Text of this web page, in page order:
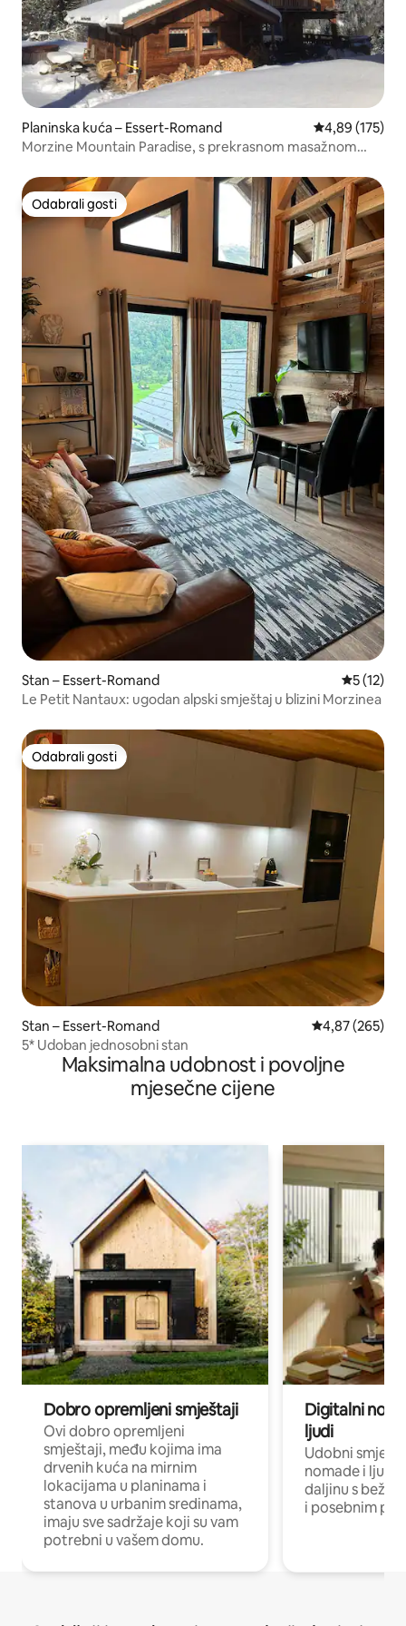
Planinska kuća – Essert-Romand Prosječna
4,89 (175)
Morzine Mountain Paradise, s prekrasnom masažnom
Odabrali gosti
Odabrali gosti
Stan – Essert-Romand Prosječna
5 (12)
Le Petit Nantaux: ugodan alpski smještaj u blizini Morzinea
Odabrali gosti
Odabrali gosti
Stan – Essert-Romand Prosječna
4,87 (265)
5* Udoban jednosobni stan
Maksimalna udobnost i povoljne
mjesečne cijene
Dobro opremljeni smještaji
Ovi dobro opremljeni
smještaji, među kojima ima
drvenih kuća na mirnim
lokacijama u planinama i
stanova u urbanim sredinama,
imaju sve sadržaje koji su vam
potrebni u vašem domu.
Digitalni
ljudi
Udobni
nomade i ljude
daljinu s
i posebnim